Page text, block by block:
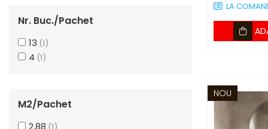
Capac Glaf Interior
Izolatie Parchet
Prag de trecere
Lambriuri PVC
Nr. Buc./pachet
13 (1)
4 (1)
M2/pachet
2,88
LA
NOU